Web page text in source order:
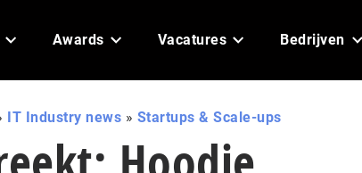
Awards Vacatures Bedrijven
IT Industry news » Startups & Scale-ups